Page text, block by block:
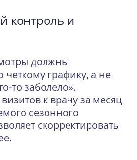
контроль и
должны
четкому графику, а не
то заболело».
к врачу за месяц
сезонного
скорректировать